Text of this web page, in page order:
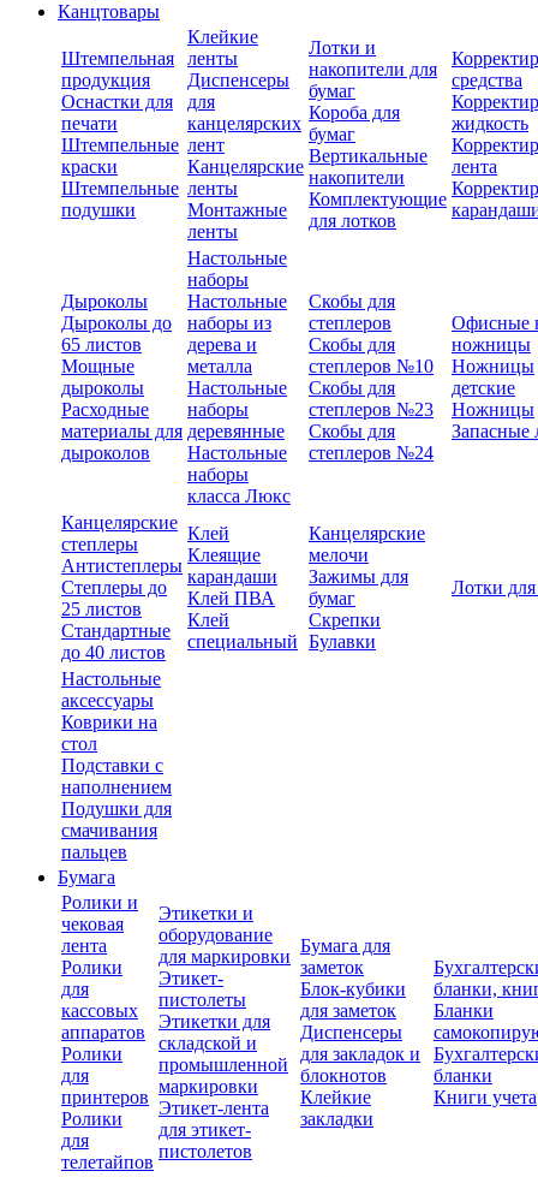
Канцтовары
Штемпельная
продукция
Оснастки для
печати
Штемпельные
краски
Штемпельные
подушки
Клейкие
ленты
Диспенсеры
для
канцелярских
лент
Канцелярские
ленты
Монтажные
ленты
Лотки и
накопители для
бумаг
Короба для
бумаг
Вертикальные
накопители
Комплектующие
для лотков
средства
жидкость
лента
Дыроколы
Дыроколы до
65 листов
Мощные
дыроколы
Расходные
материалы для
дыроколов
Настольные
наборы
Настольные
наборы из
дерева и
металла
Настольные
наборы
деревянные
Настольные
наборы
класса Люкс
Скобы для
степлеров
Скобы для
степлеров №10
Скобы для
степлеров №23
Скобы для
степлеров №24
Офисные
ножницы
Ножницы
детские
Ножницы
Запасные
Канцелярские
степлеры
Антистеплеры
Степлеры до
25 листов
Стандартные
до 40 листов
Клей
Клеящие
карандаши
Клей ПВА
Клей
специальный
Канцелярские
мелочи
Зажимы для
бумаг
Скрепки
Булавки
Лотки
Настольные
аксессуары
Коврики на
стол
Подставки с
наполнением
Подушки для
смачивания
пальцев
Бумага
Ролики и
чековая
лента
Ролики
для
кассовых
аппаратов
Ролики
для
принтеров
Ролики
для
телетайпов
Этикетки и
оборудование
для маркировки
Этикет-
пистолеты
Этикетки для
складской и
промышленной
маркировки
Этикет-лента
для этикет-
пистолетов
Бумага для
заметок
Блок-кубики
для заметок
Диспенсеры
для закладок и
блокнотов
Клейкие
закладки
бланки,
Бланки
бланки
Книги учета